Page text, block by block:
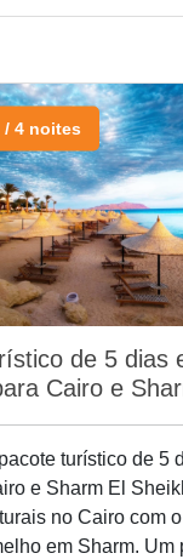
/ 4 noites
de 5 dias
Cairo e
turístico de 5
e Sharm El
no Cairo com
em Sharm. Um